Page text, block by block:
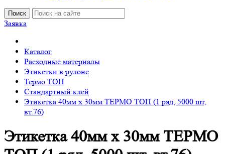
Поиск
Заявка
Каталог
Расходные материалы
Этикетки в рулоне
Термо ТОП
Стандартный клей
Этикетка 40мм х 30мм ТЕРМО ТОП (1 ряд, 5000 шт,
вт.76)
Этикетка 40мм х 30мм ТЕРМО